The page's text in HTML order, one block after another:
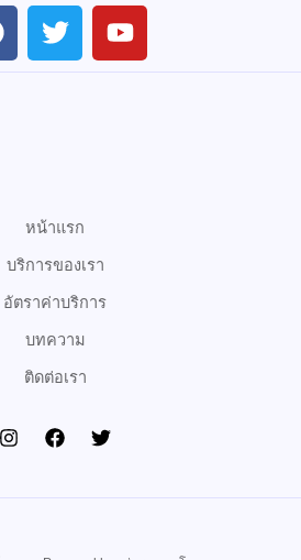
T
w
i
Y
o
u
หน้าแรก
บริการของเรา
อัตราค่าบริการ
บทความ
ติดต่อเรา